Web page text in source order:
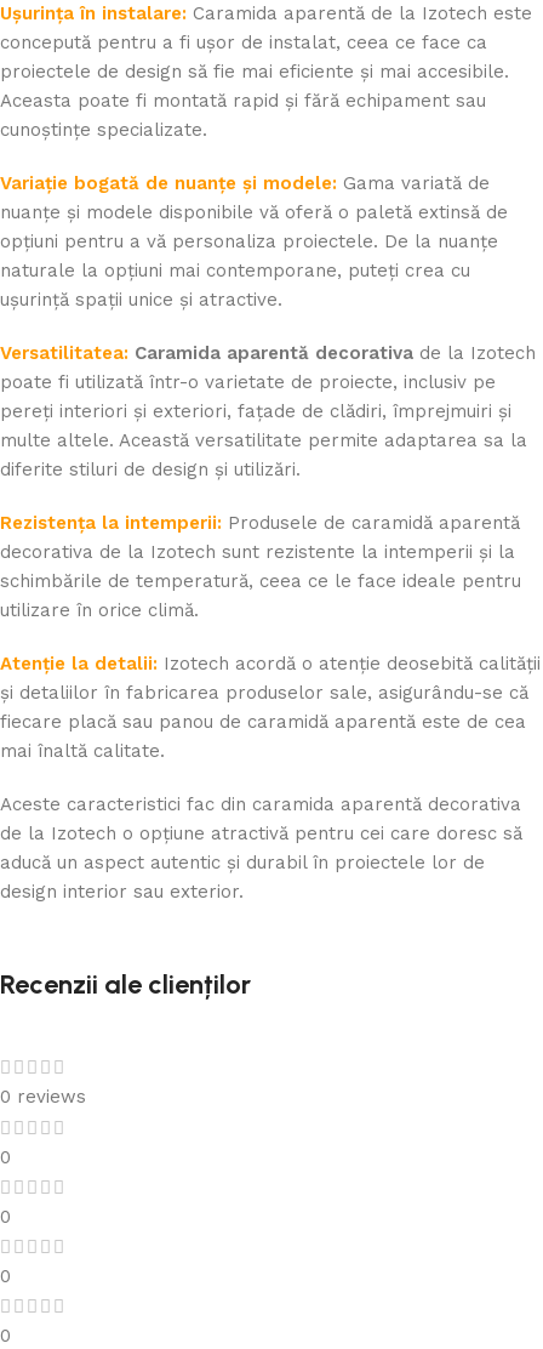
Ușurința în instalare: Caramida aparentă de la Izotech este
concepută pentru a fi ușor de instalat, ceea ce face ca
proiectele de design să fie mai eficiente și mai accesibile.
Aceasta poate fi montată rapid și fără echipament sau
cunoștințe specializate.
Variație bogată de nuanțe și modele: Gama variată de
nuanțe și modele disponibile vă oferă o paletă extinsă de
opțiuni pentru a vă personaliza proiectele. De la nuanțe
naturale la opțiuni mai contemporane, puteți crea cu
ușurință spații unice și atractive.
Versatilitatea: Caramida aparentă decorativa de la Izotech
poate fi utilizată într-o varietate de proiecte, inclusiv pe
pereți interiori și exteriori, fațade de clădiri, împrejmuiri și
multe altele. Această versatilitate permite adaptarea sa la
diferite stiluri de design și utilizări.
Rezistența la intemperii: Produsele de caramidă aparentă
decorativa de la Izotech sunt rezistente la intemperii și la
schimbările de temperatură, ceea ce le face ideale pentru
utilizare în orice climă.
Atenție la detalii: Izotech acordă o atenție deosebită calității
și detaliilor în fabricarea produselor sale, asigurându-se că
fiecare placă sau panou de caramidă aparentă este de cea
mai înaltă calitate.
Aceste caracteristici fac din caramida aparentă decorativa
de la Izotech o opțiune atractivă pentru cei care doresc să
aducă un aspect autentic și durabil în proiectele lor de
design interior sau exterior.
Recenzii ale clienților
0 reviews
0
0
0
0